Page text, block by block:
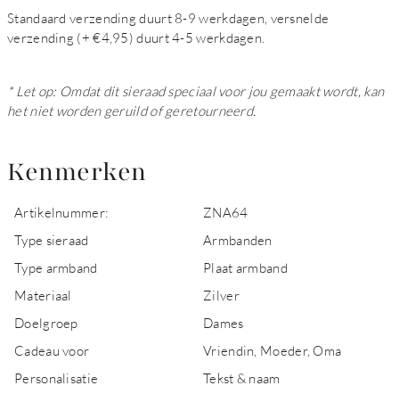
Standaard verzending duurt 8-9 werkdagen, versnelde
verzending (+ €4,95) duurt 4-5 werkdagen.
* Let op: Omdat dit sieraad speciaal voor jou gemaakt wordt, kan
het niet worden geruild of geretourneerd.
Kenmerken
Artikelnummer:
ZNA64
Type sieraad
Armbanden
Type armband
Plaat armband
Materiaal
Zilver
Doelgroep
Dames
Cadeau voor
Vriendin, Moeder, Oma
Personalisatie
Tekst & naam